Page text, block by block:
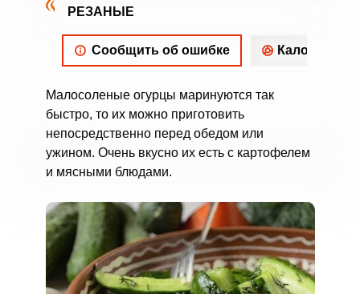
РЕЗАНЫЕ
Сообщить об ошибке
Малосоленые огурцы маринуются так
быстро, то их можно приготовить
непосредственно перед обедом или
ужином. Очень вкусно их есть с картофелем
и мясными блюдами.